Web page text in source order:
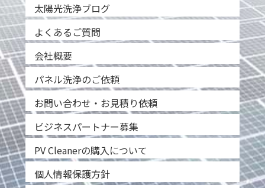
太陽光洗浄ブログ
よくあるご質問
会社概要
パネル洗浄のご依頼
お問い合わせ・お見積り依頼
ビジネスパートナー募集
PV Cleanerの購入について
個人情報保護方針